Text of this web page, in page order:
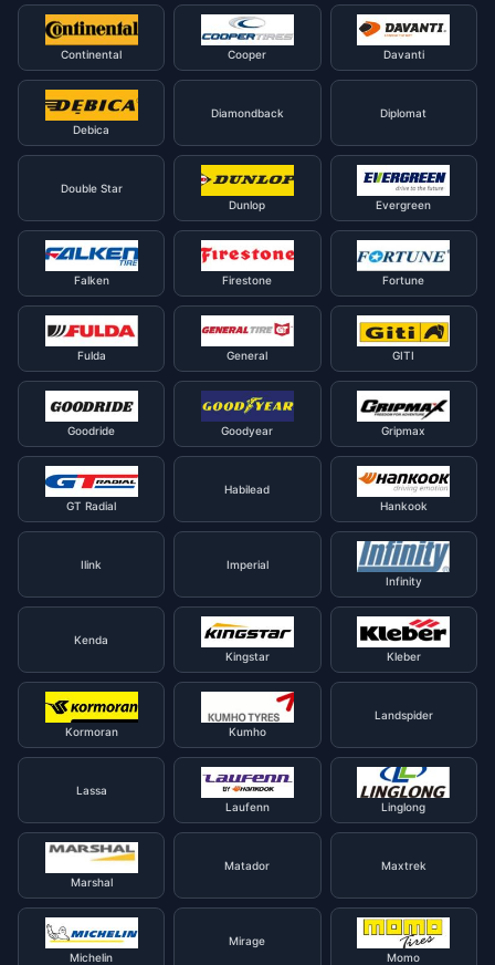
Continental Cooper Davanti
Debica
Diamondback Diplomat
Double Star
Dunlop
Evergreen
Falken Firestone Fortune
Fulda General GITI
Goodride Goodyear Gripmax
GT Radial
Habilead
Hankook
Ilink
Imperial
Infinity
Kenda
Kingstar
Kleber
Kormoran Kumho
Landspider
Lassa
Laufenn
Linglong
Marshal
Matador Maxtrek
Michelin
Mirage
Momo